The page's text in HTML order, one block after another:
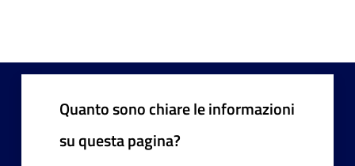
Quanto sono chiare le informazioni
su questa pagina?